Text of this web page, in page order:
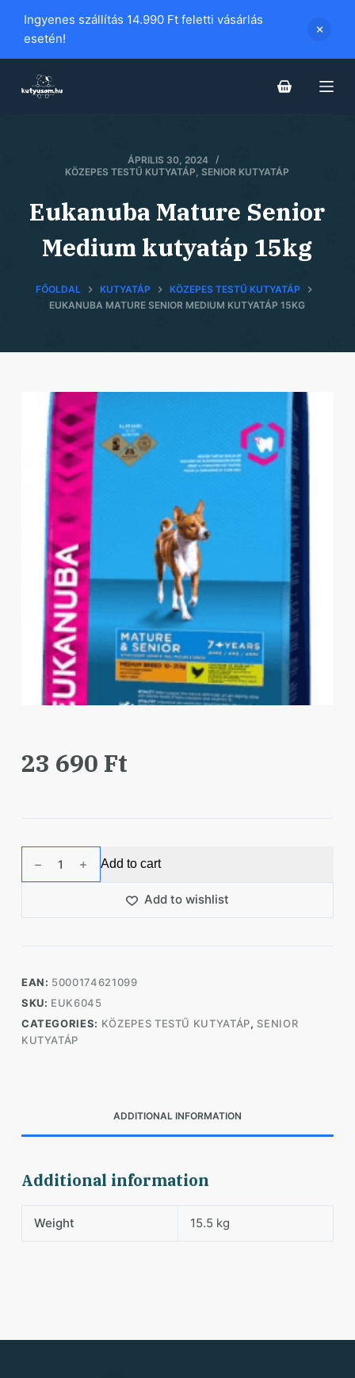
i
Ingyenes szállítás 14.990 Ft feletti vásárlás
esetén!
ÁPRILIS 30, 2024
KÖZEPES TESTŰ KUTYATÁP,SENIOR KUTYATÁP
Eukanuba Mature Senior
Medium kutyatáp 15kg
FŐOLDAL KUTYATÁP
KÖZEPES TESTŰ KUTYATÁP
EUKANUBA MATURE SENIOR MEDIUM KUTYATÁP 15KG
23 690 Ft
Add to cart
Add to wishlist
EAN: 5000174621099
SKU: EUK6045
CATEGORIES: KÖZEPES TESTŰ KUTYATÁP, SENIOR
KUTYATÁP
ADDITIONAL INFORMATION
Additional information
Weight 15.5 kg